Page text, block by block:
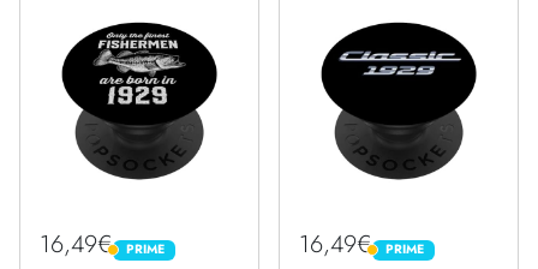
16,49€ PRIME
PRIME 16,49€ PRIME
PRIME